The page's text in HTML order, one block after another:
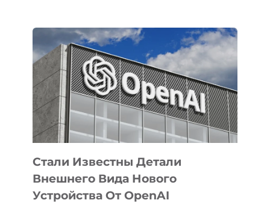
ПРИОРИТЕТНЫЕ
ЗАДАЧИ
ПО
РАЗВИТИЮ
ЭКОСИСТЕМЫ
ИСКУССТВЕННОГО
ИНТЕЛЛЕКТА
Стали Известны Детали
Внешнего Вида Нового
Устройства От OpenAI